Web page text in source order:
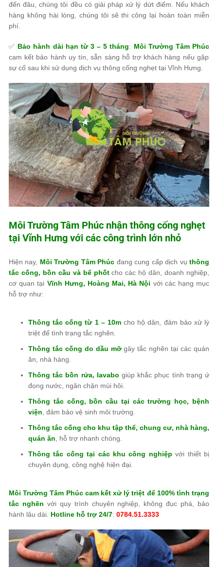
đến đâu, chúng tôi đều có giải pháp xử lý dứt điểm. Nếu khách
hàng không hài lòng, chúng tôi sẽ thi công lại hoàn toàn miễn
phí
✅ Bảo hành dài hạn từ 3 – 5 tháng: Môi Trường Tâm Phúc
cam kết bảo hành uy tín, sẵn sàng hỗ trợ khách hàng nếu gặp
sự cố sau khi sử dụng dịch vụ thông cống nghẹt tại Vĩnh Hưng.
Môi Trường Tâm Phúc nhận thông cống nghẹt
tại Vĩnh Hưng với các công trình lớn nhỏ
Hiện nay, Môi Trường Tâm Phúc đang cung cấp dịch vụthông
tắc cống, bồn cầu và bể phốtcho các hộ dân, doanh nghiệp,
cơ quan tại Vĩnh Hưng, Hoàng Mai, Hà Nội với các hạng mục
hỗ trợ như:
Thông tắc cống từ 1 – 10mcho hộ dân, đảm bảo xử lý
triệt để tình trạng tắc nghẽn.
Thông tắc cống do dầu mỡgây tắc nghẽn tại các quán
ăn, nhà hàng.
Thông tắc bồn rửa, lavabo giúp khắc phục tình trạng ứ
đọng nước, ngăn chặn mùi hôi.
Thông tắc cống, bồn cầu tại các trường học, bệnh
viện , đảm bảo vệ sinh môi trường.
Thông tắc cống cho khu tập thể, chung cư, nhà hàng,
quán ăn , hỗ trợ nhanh chóng.
Thông tắc cống tại các khu công nghiệp với thiết bị
chuyên dụng, công nghệ hiện đại.
Môi Trường Tâm Phúccam kết xử lý triệt để 100% tình trạng
tắc nghẽn với quy trình chuyên nghiệp, không đục phá, bảo
hành lâu dài. Hotline hỗ trợ 24/7: 0784.51.3333